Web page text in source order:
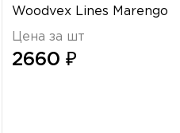
Woodvex Lines Marengo
Цена за шт
2660 ₽